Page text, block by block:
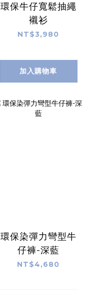
環保牛仔寬鬆抽繩
襯衫
NT$3,980
加入購物車
環保染彈力彎型牛
仔褲-深藍
NT$4,680